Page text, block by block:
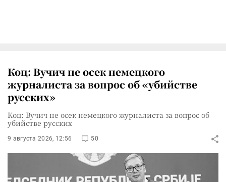
Коц: Вучич не осек немецкого
журналиста за вопрос об «убийстве
русских»
Коц: Вучич не осек немецкого журналиста за вопрос об
убийстве русских
9 августа 2026, 12:56 50